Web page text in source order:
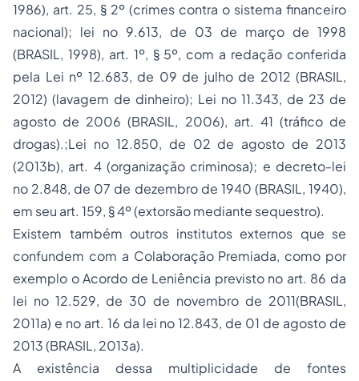
1986), art. 25, § 2º (crimes contra o sistema financeiro
nacional); lei no 9.613, de 03 de março de 1998
(BRASIL, 1998), art. 1º, § 5º, com a redação conferida
pela Lei nº 12.683, de 09 de julho de 2012 (BRASIL,
2012) (lavagem de dinheiro); Lei no 11.343, de 23 de
agosto de 2006 (BRASIL, 2006), art. 41 (tráfico de
drogas).;Lei no 12.850, de 02 de agosto de 2013
(2013b), art. 4 (organização criminosa); e decreto-lei
no 2.848, de 07 de dezembro de 1940 (BRASIL, 1940),
em seu art. 159, § 4º (extorsão mediante sequestro).
Existem também outros institutos externos que se
confundem com a Colaboração Premiada, como por
exemplo o Acordo de Leniência previsto no art. 86 da
lei no 12.529, de 30 de novembro de 2011(BRASIL,
2011a) e no art. 16 da lei no 12.843, de 01 de agosto de
2013 (BRASIL, 2013a).
A existência dessa multiplicidade de fontes